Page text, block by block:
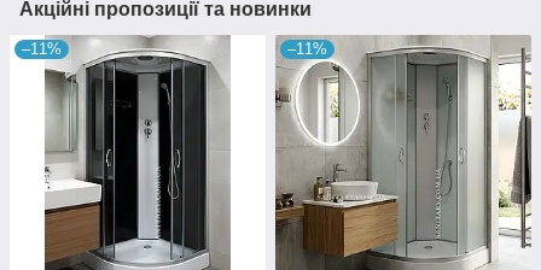
Акційні пропозиції та новинки
–11% –11%